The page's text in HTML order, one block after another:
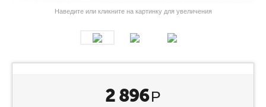
Наведите или кликните на картинку для увеличения
2 896 Р